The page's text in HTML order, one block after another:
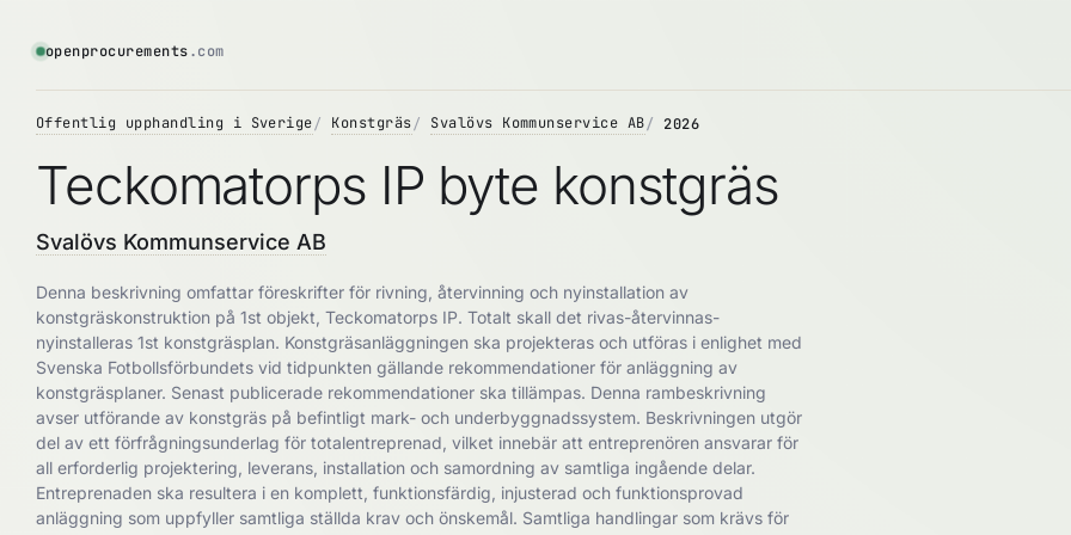
openprocurements.com
Offentlig upphandling i Sverige Konstgräs Svalövs Kommunservice AB 2026
Teckomatorps IP byte konstgräs
Svalövs Kommunservice AB
Denna beskrivning omfattar föreskrifter för rivning, återvinning och nyinstallation av
konstgräskonstruktion på 1st objekt, Teckomatorps IP. Totalt skall det rivas-återvinnas-
nyinstalleras 1st konstgräsplan. Konstgräsanläggningen ska projekteras och utföras i enlighet med
Svenska Fotbollsförbundets vid tidpunkten gällande rekommendationer för anläggning av
konstgräsplaner. Senast publicerade rekommendationer ska tillämpas. Denna rambeskrivning
avser utförande av konstgräs på befintligt mark- och underbyggnadssystem. Beskrivningen utgör
del av ett förfrågningsunderlag för totalentreprenad, vilket innebär att entreprenören ansvarar för
all erforderlig projektering, leverans, installation och samordning av samtliga ingående delar.
Entreprenaden ska resultera i en komplett, funktionsfärdig, injusterad och funktionsprovad
anläggning som uppfyller samtliga ställda krav och önskemål. Samtliga handlingar som krävs för